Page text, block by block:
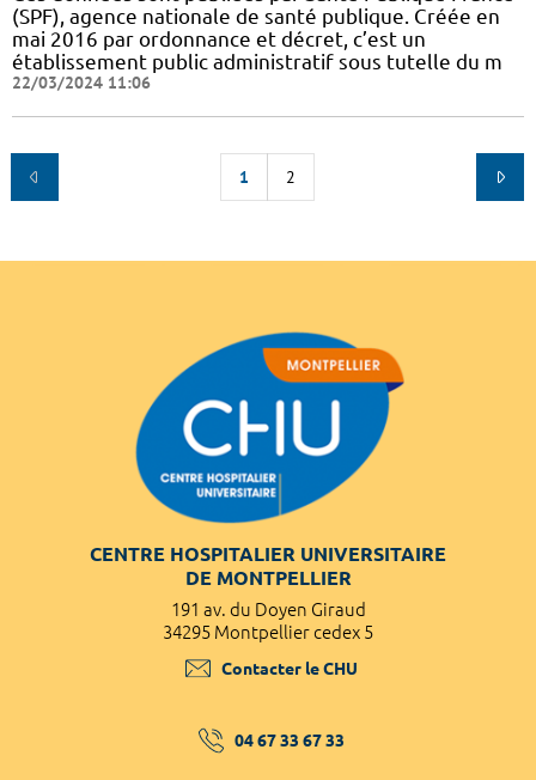
(SPF), agence nationale de santé publique. Créée en
mai 2016 par ordonnance et décret, c’est un
établissement public administratif sous tutelle du m
22/03/2024 11:06
1 2
CENTRE HOSPITALIER UNIVERSITAIRE
DE MONTPELLIER
191 av. du Doyen Giraud
34295 Montpellier cedex 5
Contacter le CHU
04 67 33 67 33